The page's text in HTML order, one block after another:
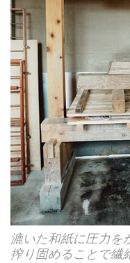
漉いた和紙に圧力を
搾り固めることで繊